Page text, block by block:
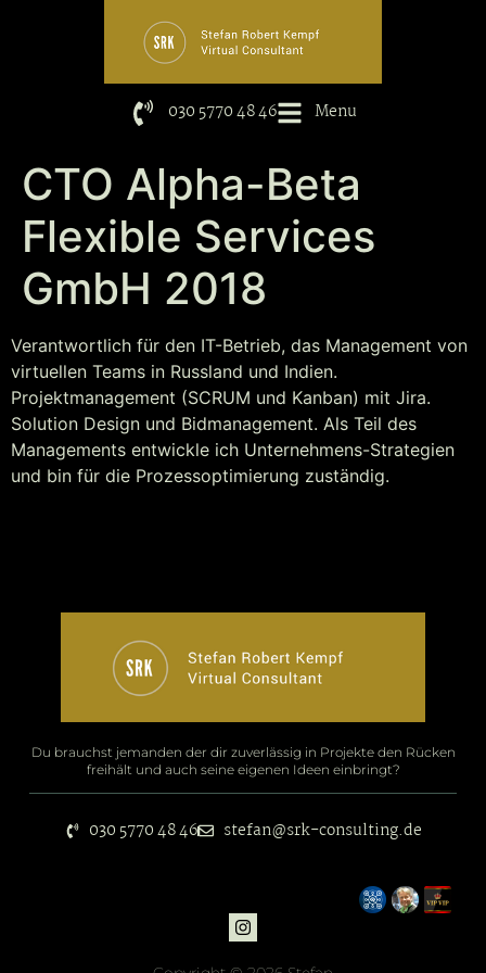
030 5770 48 46 Menu
CTO Alpha-Beta
Flexible Services
GmbH 2018
Verantwortlich für den IT-Betrieb, das Management von
virtuellen Teams in Russland und Indien.
Projektmanagement (SCRUM und Kanban) mit Jira.
Solution Design und Bidmanagement. Als Teil des
Managements entwickle ich Unternehmens-Strategien
und bin für die Prozessoptimierung zuständig.
Du brauchst jemanden der dir zuverlässig in Projekte den Rücken
freihält und auch seine eigenen Ideen einbringt?
030 5770 48 46 stefan@srk-consulting.de